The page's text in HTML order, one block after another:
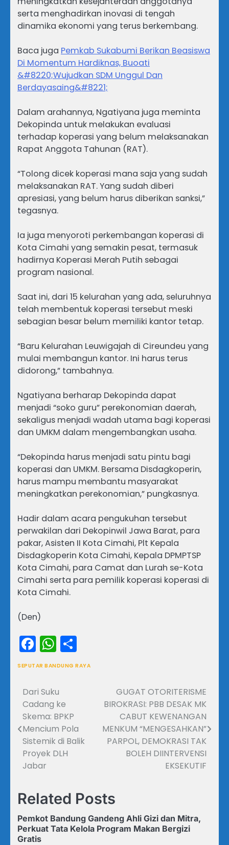
serta menghadirkan inovasi di tengah
dinamika ekonomi yang terus berkembang.
Baca juga Pemkab Sukabumi Berikan Beasiswa
Di Momentum Hardiknas, Buoati
&#8220;Wujudkan SDM Unggul Dan
Berdayasaing&#8221;
‎Dalam arahannya, Ngatiyana juga meminta
Dekopinda untuk melakukan evaluasi
terhadap koperasi yang belum melaksanakan
Rapat Anggota Tahunan (RAT).
‎“Tolong dicek koperasi mana saja yang sudah
melaksanakan RAT. Yang sudah diberi
apresiasi, yang belum harus diberikan sanksi,”
tegasnya.
‎Ia juga menyoroti perkembangan koperasi di
Kota Cimahi yang semakin pesat, termasuk
hadirnya Koperasi Merah Putih sebagai
program nasional.
‎Saat ini, dari 15 kelurahan yang ada, seluruhnya
telah membentuk koperasi tersebut meski
sebagian besar belum memiliki kantor tetap.
‎“Baru Kelurahan Leuwigajah di Cireundeu yang
mulai membangun kantor. Ini harus terus
didorong,” tambahnya.
‎Ngatiyana berharap Dekopinda dapat
menjadi “soko guru” perekonomian daerah,
sekaligus menjadi wadah utama bagi koperasi
dan UMKM dalam mengembangkan usaha.
‎“Dekopinda harus menjadi satu pintu bagi
koperasi dan UMKM. Bersama Disdagkoperin,
harus mampu membantu masyarakat
meningkatkan perekonomian,” pungkasnya.
‎Hadir dalam acara pengukuhan tersebut
perwakilan dari Dekopinwil Jawa Barat, para
pakar, Asisten II Kota Cimahi, Plt Kepala
Disdagkoperin Kota Cimahi, Kepala DPMPTSP
Kota Cimahi, para Camat dan Lurah se-Kota
Cimahi serta para pemilik koperasi koperasi di
Kota Cimahi.
(Den)
Facebook
WhatsApp
SEPUTAR BANDUNG RAYA
Navigasi
pos
Dari Suku
Cadang ke
Skema: BPKP
Mencium Pola
Sistemik di Balik
Proyek DLH
Jabar
GUGAT OTORITERISME
BIROKRASI: PBB DESAK MK
CABUT KEWENANGAN
MENKUM “MENGESAHKAN”
PARPOL, DEMOKRASI TAK
BOLEH DIINTERVENSI
EKSEKUTIF
Related Posts
Pemkot Bandung Gandeng Ahli Gizi dan Mitra,
Perkuat Tata Kelola Program Makan Bergizi
Gratis